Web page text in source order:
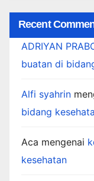
Recent
ADRIYAN
buatan di
Alfi syahrin
bidang
Aca mengenai
kesehatan